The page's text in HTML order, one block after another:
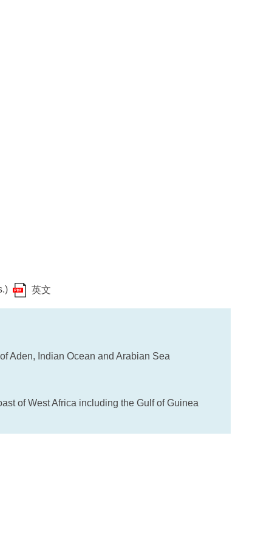
英文
Aden, Indian Ocean and Arabian Sea
of West Africa including the Gulf of Guinea